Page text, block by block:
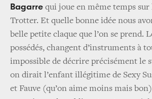
Bagarre qui joue en même temps sur
Trotter. Et quelle bonne idée nous
belle petite claque que l’on se prend.
possédés, changent d’instruments à
impossible de décrire précisément le
on dirait l’enfant illégitime de Sexy
et Fauve (qu’on aime moins mais